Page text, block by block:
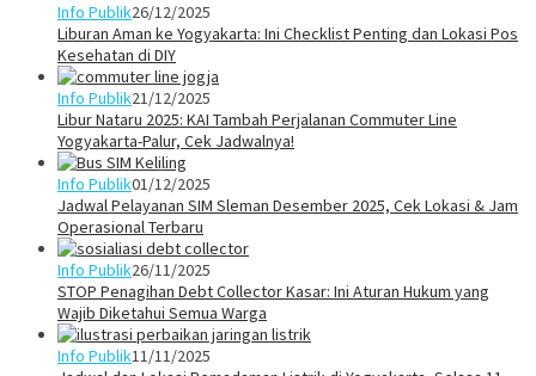
Info Publik26/12/2025
Liburan Aman ke Yogyakarta: Ini Checklist Penting dan Lokasi Pos
Kesehatan di DIY
Info Publik21/12/2025
Libur Nataru 2025: KAI Tambah Perjalanan Commuter Line
Yogyakarta-Palur, Cek Jadwalnya!
Info Publik01/12/2025
Jadwal Pelayanan SIM Sleman Desember 2025, Cek Lokasi & Jam
Operasional Terbaru
Info Publik26/11/2025
STOP Penagihan Debt Collector Kasar: Ini Aturan Hukum yang
Wajib Diketahui Semua Warga
Info Publik11/11/2025